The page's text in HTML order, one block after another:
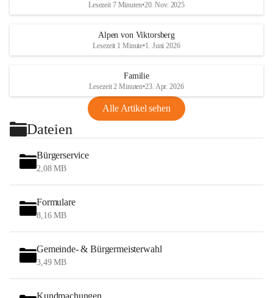
Lesezeit 7 Minuten•20. Nov. 2025
Alpen von Viktorsberg
Lesezeit 1 Minute•1. Juni 2026
Familie
Lesezeit 2 Minuten•23. Apr. 2026
Alle Artikel sehen
Dateien
Bürgerservice
2,08 MB
Formulare
8,16 MB
Gemeinde- & Bürgermeisterwahl
3,49 MB
Kundmachungen